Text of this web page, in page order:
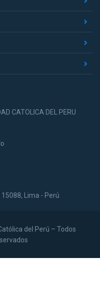
CATOLICA DEL PERU
Lima - Perú
del Perú – Todos